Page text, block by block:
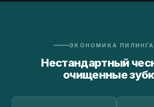
ЭКОНОМИКА ПИЛИНГА
Нестандартный
очищенные